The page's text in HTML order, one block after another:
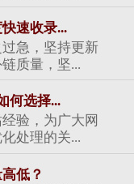
速收录...
急，坚持更新
质量，坚...
何选择...
验，为广大网
处理的关...
低？